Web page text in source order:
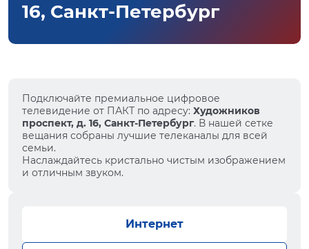
16, Санкт-Петербург
Подключайте премиальное цифровое
телевидение от ПАКТ по адресу: Художников
проспект, д. 16, Санкт-Петербург. В нашей сетке
вещания собраны лучшие телеканалы для всей
семьи.
Наслаждайтесь кристально чистым изображением
и отличным звуком.
Интернет